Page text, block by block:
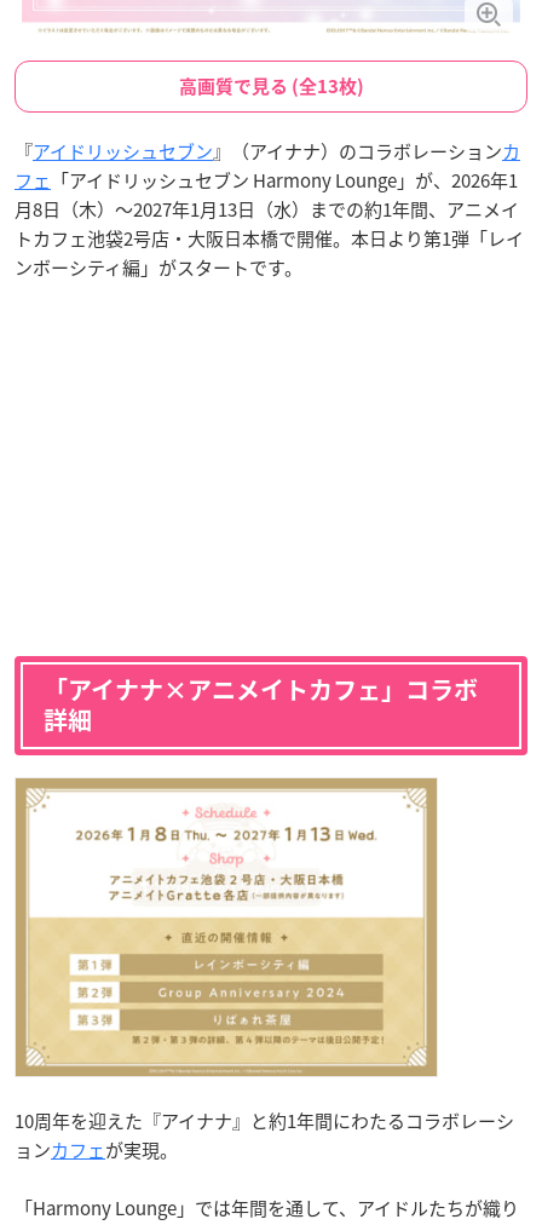
高画質で見る (全13枚)
『アイドリッシュセブン』（アイナナ）のコラボレーションカ
フェ 「アイドリッシュセブン Harmony Lounge」が、2026年1
月8日（木）〜2027年1月13日（水）までの約1年間、アニメイ
トカフェ池袋2号店・大阪日本橋で開催。本日より第1弾「レイ
ンボーシティ編」がスタートです。
「アイナナ×アニメイトカフェ」コラボ
詳細
10周年を迎えた『アイナナ』と約1年間にわたるコラボレーシ
ョンカフェが実現。
「Harmony Lounge」では年間を通して、アイドルたちが織り